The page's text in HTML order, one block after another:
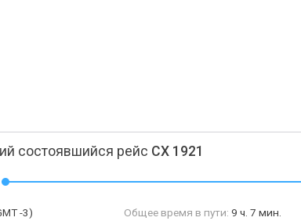
состоявшийся рейс CX 1921
-3)
Общее время в пути: 9 ч. 7 мин.